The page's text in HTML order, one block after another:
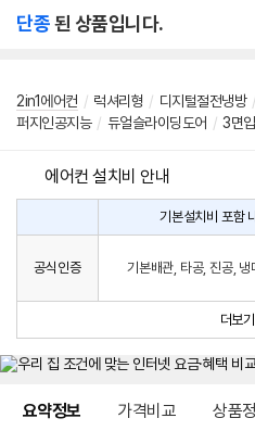
단종된 상품입니다.
2in1에어컨 / 럭셔리형 / 디지털절전냉방 /
퍼지인공지능 / 듀얼슬라이딩도어 / 3면
에어컨 설치비 안내
구
시
생
는
컨
설
기본설치비 포함
공식인증 기본배관, 타공, 진공, 냉
더보기
요약정보 가격비교 상품